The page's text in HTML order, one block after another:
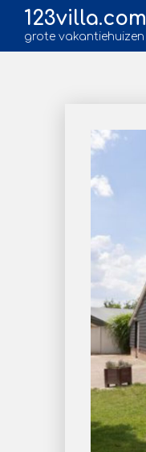
123villa.com
grote vakantiehuizen